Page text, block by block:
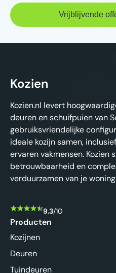
Kozien
Kozien.nl levert
deuren en schuifpuien van
gebruiksvriendelijke
ideale kozijn samen,
ervaren vakmensen. Kozien
betrouwbaarheid en
verduurzamen van je
9.3/10
Producten
Kozijnen
Deuren
Tuindeuren